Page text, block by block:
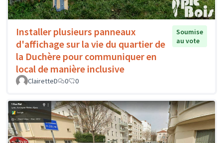
Installer plusieurs panneaux
d'affichage sur la vie du quartier de
la Duchère pour communiquer en
local de manière inclusive
Soumise
au vote
ClairetteD 0 0